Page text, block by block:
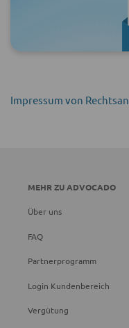
Impressum von
MEHR ZU ADVOCADO
Über uns
FAQ
Partnerprogramm
Login Kundenbereich
Vergütung